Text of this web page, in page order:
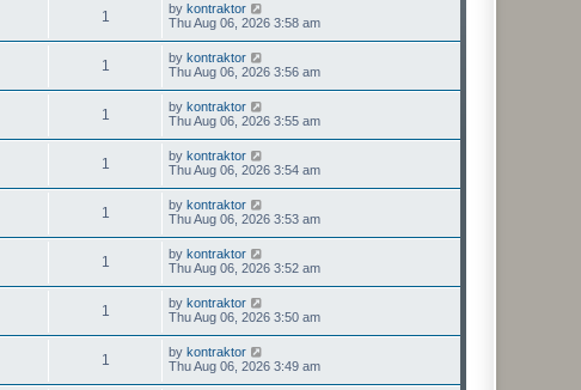
1 by kontraktor
Thu Aug 06, 2026 3:58 am
1 by kontraktor
Thu Aug 06, 2026 3:56 am
1 by kontraktor
Thu Aug 06, 2026 3:55 am
1 by kontraktor
Thu Aug 06, 2026 3:54 am
1 by kontraktor
Thu Aug 06, 2026 3:53 am
1 by kontraktor
Thu Aug 06, 2026 3:52 am
1 by kontraktor
Thu Aug 06, 2026 3:50 am
1 by kontraktor
Thu Aug 06, 2026 3:49 am